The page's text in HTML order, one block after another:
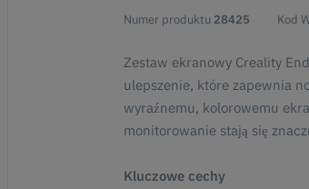
Numer produktu 28425 Kod
Zestaw ekranowy Creality
ulepszenie, które zapewnia
wyraźnemu, kolorowemu
monitorowanie stają się
Kluczowe cechy